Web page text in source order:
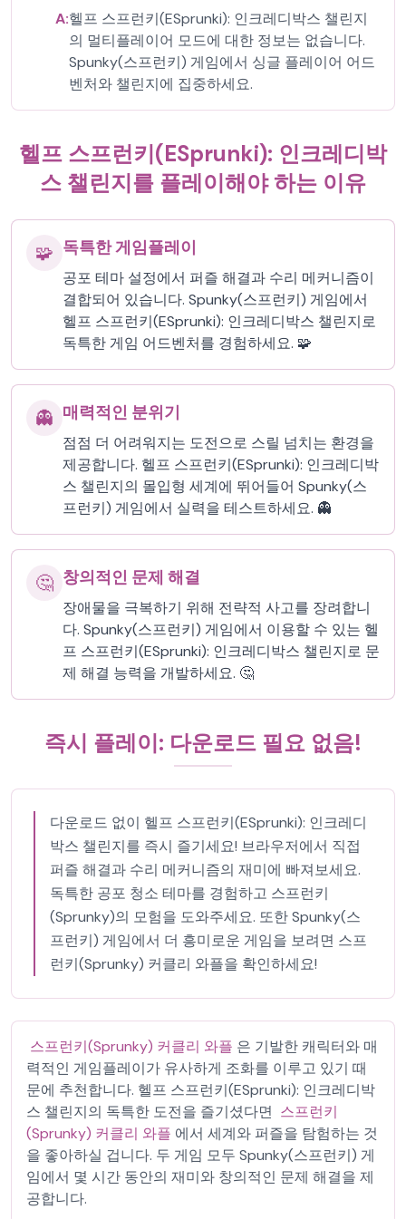
A:헬프 스프런키(ESprunki): 인크레디박스 챌린지
의 멀티플레이어 모드에 대한 정보는 없습니다.
Spunky(스프런키) 게임에서 싱글 플레이어 어드
벤처와 챌린지에 집중하세요.
헬프 스프런키(ESprunki): 인크레디박
스 챌린지를 플레이해야 하는 이유
🧩 독특한 게임플레이
공포 테마 설정에서 퍼즐 해결과 수리 메커니즘이
결합되어 있습니다. Spunky(스프런키) 게임에서
헬프 스프런키(ESprunki): 인크레디박스 챌린지로
독특한 게임 어드벤처를 경험하세요. 🧩
👻 매력적인 분위기
점점 더 어려워지는 도전으로 스릴 넘치는 환경을
제공합니다. 헬프 스프런키(ESprunki): 인크레디박
스 챌린지의 몰입형 세계에 뛰어들어 Spunky(스
프런키) 게임에서 실력을 테스트하세요. 👻
🤔 창의적인 문제 해결
장애물을 극복하기 위해 전략적 사고를 장려합니
다. Spunky(스프런키) 게임에서 이용할 수 있는 헬
프 스프런키(ESprunki): 인크레디박스 챌린지로 문
제 해결 능력을 개발하세요. 🤔
즉시 플레이: 다운로드 필요 없음!
다운로드 없이 헬프 스프런키(ESprunki): 인크레디
박스 챌린지를 즉시 즐기세요! 브라우저에서 직접
퍼즐 해결과 수리 메커니즘의 재미에 빠져보세요.
독특한 공포 청소 테마를 경험하고 스프런키
(Sprunky)의 모험을 도와주세요. 또한 Spunky(스
프런키) 게임에서 더 흥미로운 게임을 보려면 스프
런키(Sprunky) 커클리 와플을 확인하세요!
스프런키(Sprunky) 커클리 와플 은 기발한 캐릭터와 매
력적인 게임플레이가 유사하게 조화를 이루고 있기 때
문에 추천합니다. 헬프 스프런키(ESprunki): 인크레디박
스 챌린지의 독특한 도전을 즐기셨다면 스프런키
(Sprunky) 커클리 와플 에서 세계와 퍼즐을 탐험하는 것
을 좋아하실 겁니다. 두 게임 모두 Spunky(스프런키) 게
임에서 몇 시간 동안의 재미와 창의적인 문제 해결을 제
공합니다.